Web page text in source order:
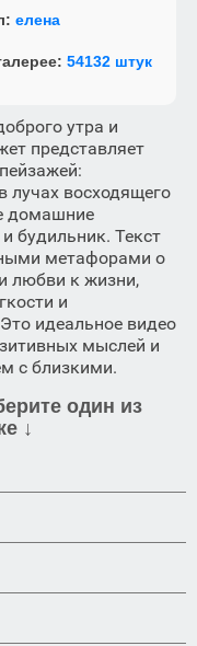
елена
54132 штук
утра и
представляет
лучах восходящего
домашние
будильник. Текст
метафорами о
любви к жизни,
и
идеальное видео
мыслей и
с близкими.
один из
↓